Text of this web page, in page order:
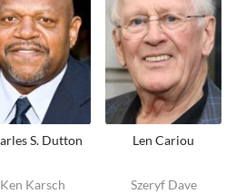
S. Dutton
Ken Karsch
Len Cariou
Szeryf Dave